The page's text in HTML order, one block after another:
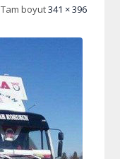
Tam boyut341 × 396